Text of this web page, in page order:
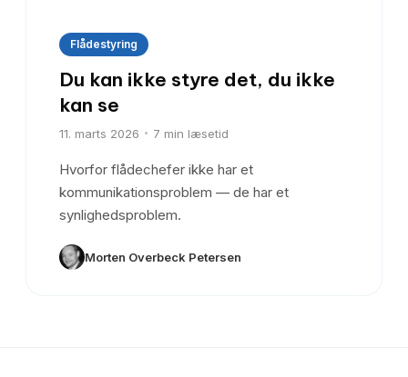
Flådestyring
Du kan ikke styre det, du ikke
kan se
11. marts 2026 7 min læsetid
Hvorfor flådechefer ikke har et
kommunikationsproblem — de har et
synlighedsproblem.
Morten Overbeck Petersen